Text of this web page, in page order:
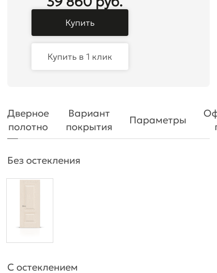
Купить
Купить в 1 клик
Дверное
полотно
Вариант
покрытия
Параметры
Без остекления
С остеклением